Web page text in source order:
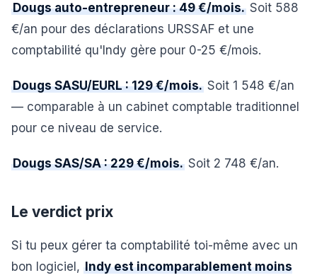
Dougs auto-entrepreneur : 49 €/mois. Soit 588
€/an pour des déclarations URSSAF et une
comptabilité qu'Indy gère pour 0-25 €/mois.
Dougs SASU/EURL : 129 €/mois. Soit 1 548 €/an
— comparable à un cabinet comptable traditionnel
pour ce niveau de service.
Dougs SAS/SA : 229 €/mois. Soit 2 748 €/an.
Le verdict prix
Si tu peux gérer ta comptabilité toi-même avec un
bon logiciel, Indy est incomparablement moins